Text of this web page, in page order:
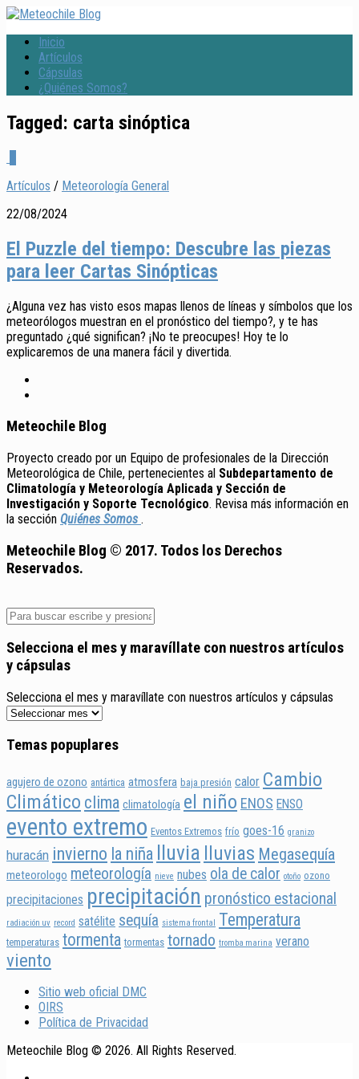
Inicio
Artículos
Cápsulas
¿Quiénes Somos?
Tagged: carta sinóptica
Artículos / Meteorología General
22/08/2024
El Puzzle del tiempo: Descubre las piezas
para leer Cartas Sinópticas
¿Alguna vez has visto esos mapas llenos de líneas y símbolos que los
meteorólogos muestran en el pronóstico del tiempo?, y te has
preguntado ¿qué significan? ¡No te preocupes! Hoy te lo
explicaremos de una manera fácil y divertida.
Meteochile Blog
Proyecto creado por un Equipo de profesionales de la Dirección
Meteorológica de Chile, pertenecientes al Subdepartamento de
Climatología y Meteorología Aplicada y Sección de
Investigación y Soporte Tecnológico. Revisa más información en
la sección Quiénes Somos .
Meteochile Blog © 2017. Todos los Derechos
Reservados.
Selecciona el mes y maravíllate con nuestros artículos
y cápsulas
Selecciona el mes y maravíllate con nuestros artículos y cápsulas
Temas popuplares
agujero de ozono antártica atmosfera baja presión calor Cambio
Climático clima climatología el niño ENOS ENSO
evento extremo Eventos Extremos frío goes-16 granizo
huracán invierno la niña lluvia lluvias Megasequía
meteorologo meteorología nieve nubes ola de calor otoño ozono
precipitaciones precipitación pronóstico estacional
radiación uv record satélite sequía sistema frontal Temperatura
temperaturas tormenta tormentas tornado tromba marina verano
viento
Sitio web oficial DMC
OIRS
Política de Privacidad
Meteochile Blog © 2026. All Rights Reserved.